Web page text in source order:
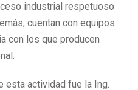
industrial respetuoso
cuentan con equipos
con los que producen
esta actividad fue la Ing.